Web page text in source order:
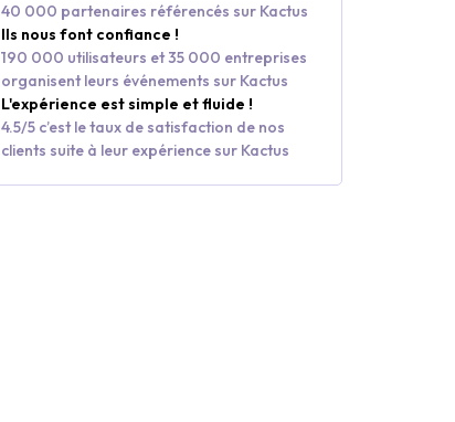
40 000 partenaires référencés sur Kactus
Ils nous font confiance !
190 000 utilisateurs et 35 000 entreprises
organisent leurs événements sur Kactus
L'expérience est simple et fluide !
4.5/5 c’est le taux de satisfaction de nos
clients suite à leur expérience sur Kactus